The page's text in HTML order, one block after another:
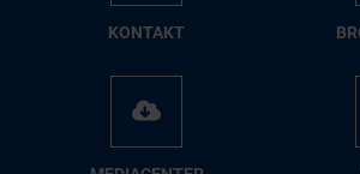
KON­TAKT